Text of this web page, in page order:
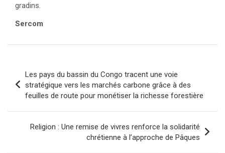
gradins.
Sercom
de
l’article
Les pays du bassin du Congo tracent une voie
stratégique vers les marchés carbone grâce à des
feuilles de route pour monétiser la richesse forestière
Religion : Une remise de vivres renforce la solidarité
chrétienne à l’approche de Pâques